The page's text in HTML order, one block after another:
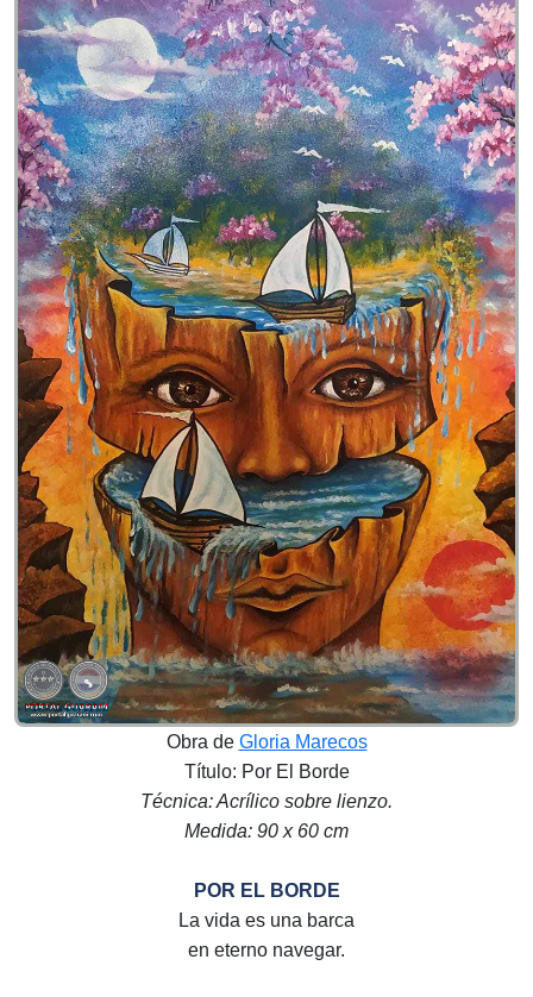
Obra de Gloria Marecos
Título: Por El Borde
Técnica: Acrílico sobre lienzo.
Medida: 90 x 60 cm
POR EL BORDE
La vida es una barca
en eterno navegar.